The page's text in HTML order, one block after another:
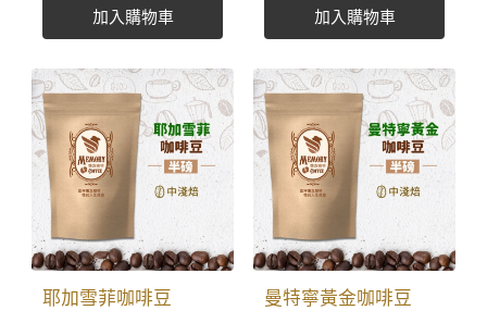
為1年，密封冷藏，尚
有原始的咖啡風味。
90-93°C熱開水沖泡，獲
取最佳原始品味。 這杯
懷念咖啡，憶起人生旅
途中〜讓人念念不忘，
永久甜蜜的懷念。
1年，密封冷藏，尚有
原始的咖啡風味。 90-
93°C熱開水沖泡，獲取
最佳原始品味。 這杯懷
念咖啡，憶起人生旅途
中〜讓人念念不忘，永
久甜蜜的懷念。
味、莓果、巧克力等複
雜風味。 ​​​統一售價；
半磅226克 台幣880
元。 收到訂單及費用，
即刻安排最佳烘焙，約
3〜5天新鮮成品寄出送
達。 航向世界網購平
台，敦請上島咖啡陳建
成老師傅合作，烘焙出
最新鮮，香醇可口的咖
啡。並將與航向世界貴
賓一同分享。 全部精選
加入購物車
迎的咖啡之一。 統一售
價； 半磅226克 台幣
750元。 收到訂單及費
用，即刻安排最佳烘
焙，約3〜5天新鮮成品
寄出送達。 航向世界網
購平台，敦請上島咖啡
陳建成老師傅合作，烘
焙出最新鮮，香醇可口
的咖啡。並將與航向世
界貴賓一同分享。 全部
精選單品莊園咖啡豆，
加入購物車
耶加雪菲咖啡豆 曼特寧黃金咖啡豆